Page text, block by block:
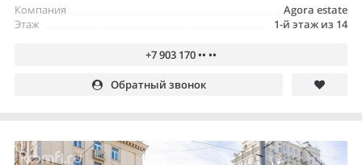
Agora estate
Компания
1-й этаж из 14
Этаж
+7 903 170 •• ••
Обратный звонок